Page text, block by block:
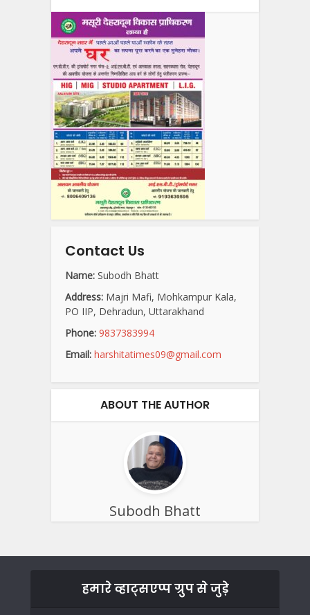
Contact Us
Name: Subodh Bhatt
Address: Majri Mafi, Mohkampur Kala,
PO IIP, Dehradun, Uttarakhand
Phone: 9837383994
Email: harshitatimes09@gmail.com
ABOUT THE AUTHOR
Subodh Bhatt
हमारे व्हाट्सएप्प ग्रुप से जुड़े